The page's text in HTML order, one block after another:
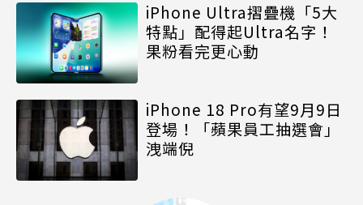
iPhone Ultra摺疊機「5大
特點」配得起Ultra名字！
果粉看完更心動
iPhone 18 Pro有望9月9日
登場！「蘋果員工抽選會」
洩端倪